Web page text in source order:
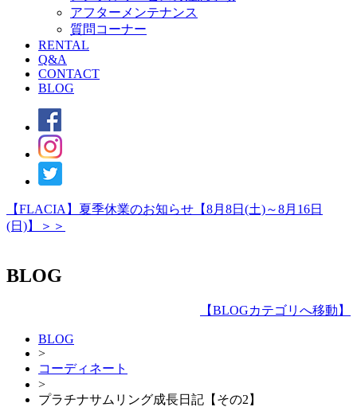
アフターメンテナンス
質問コーナー
RENTAL
Q&A
CONTACT
BLOG
【FLACIA】夏季休業のお知らせ【8月8日(土)～8月16日
(日)】＞＞
BLOG
【BLOGカテゴリへ移動 】
BLOG
>
コーディネート
>
プラチナサムリング成長日記【その2】